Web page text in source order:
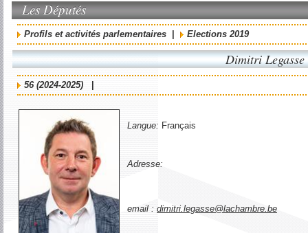
Les Députés
Profils et activités parlementaires Elections 2019
Dimitri Legasse
56 (2024-2025)
Langue: Français
Adresse:
email : eb.erbmahcal@essagel.irtimid